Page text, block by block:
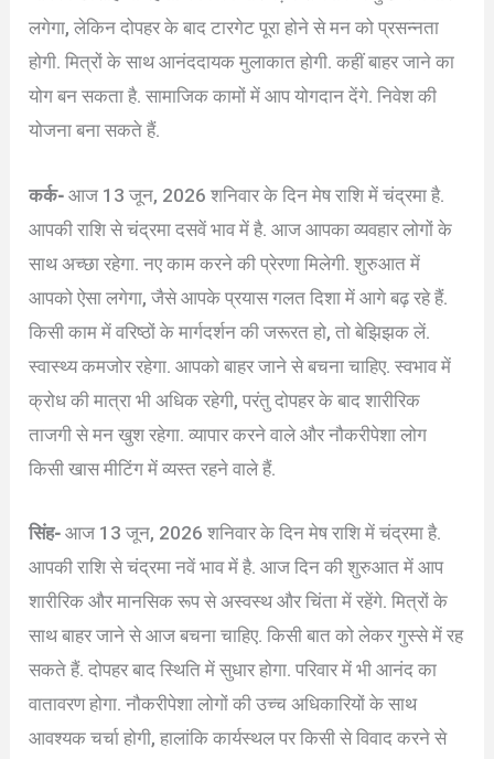
लगेगा, लेकिन दोपहर के बाद टारगेट पूरा होने से मन को प्रसन्नता
होगी. मित्रों के साथ आनंददायक मुलाकात होगी. कहीं बाहर जाने का
योग बन सकता है. सामाजिक कामों में आप योगदान देंगे. निवेश की
योजना बना सकते हैं.
कर्क- आज 13 जून, 2026 शनिवार के दिन मेष राशि में चंद्रमा है.
आपकी राशि से चंद्रमा दसवें भाव में है. आज आपका व्यवहार लोगों के
साथ अच्छा रहेगा. नए काम करने की प्रेरणा मिलेगी. शुरुआत में
आपको ऐसा लगेगा, जैसे आपके प्रयास गलत दिशा में आगे बढ़ रहे हैं.
किसी काम में वरिष्ठों के मार्गदर्शन की जरूरत हो, तो बेझिझक लें.
स्वास्थ्य कमजोर रहेगा. आपको बाहर जाने से बचना चाहिए. स्वभाव में
क्रोध की मात्रा भी अधिक रहेगी, परंतु दोपहर के बाद शारीरिक
ताजगी से मन खुश रहेगा. व्यापार करने वाले और नौकरीपेशा लोग
किसी खास मीटिंग में व्यस्त रहने वाले हैं.
सिंह- आज 13 जून, 2026 शनिवार के दिन मेष राशि में चंद्रमा है.
आपकी राशि से चंद्रमा नवें भाव में है. आज दिन की शुरुआत में आप
शारीरिक और मानसिक रूप से अस्वस्थ और चिंता में रहेंगे. मित्रों के
साथ बाहर जाने से आज बचना चाहिए. किसी बात को लेकर गुस्से में रह
सकते हैं. दोपहर बाद स्थिति में सुधार होगा. परिवार में भी आनंद का
वातावरण होगा. नौकरीपेशा लोगों की उच्च अधिकारियों के साथ
आवश्यक चर्चा होगी, हालांकि कार्यस्थल पर किसी से विवाद करने से